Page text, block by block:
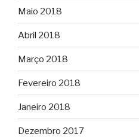
Maio 2018
Abril 2018
Março 2018
Fevereiro 2018
Janeiro 2018
Dezembro 2017